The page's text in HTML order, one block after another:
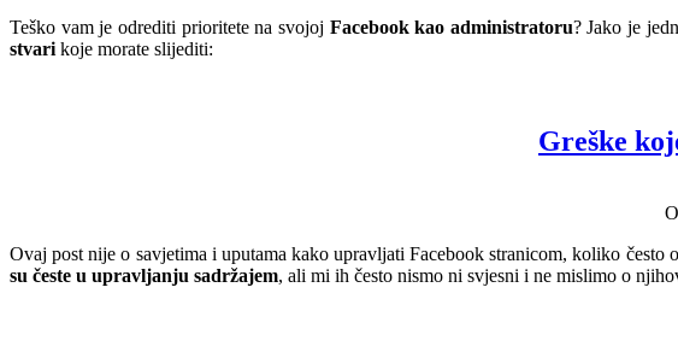
Teško vam je odrediti prioritete na svojoj Facebook kao administratoru? Jako je
stvari koje morate slijediti:
Greške
Ovaj post nije o savjetima i uputama kako upravljati Facebook stranicom, koliko
su česte u upravljanju sadržajem, ali mi ih često nismo ni svjesni i ne mislimo o